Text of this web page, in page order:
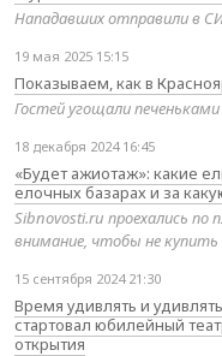
Нападавших отправили в
19 мая 2025 15:15
Показываем, как в
Гостей угощали
18 декабря 2024 16:45
«Будет ажиотаж»: какие
елочных базарах и за
Sibnovosti.ru проехались
внимание, чтобы не
15 сентября 2024 21:30
Время удивлять и
стартовал юбилейный
открытия